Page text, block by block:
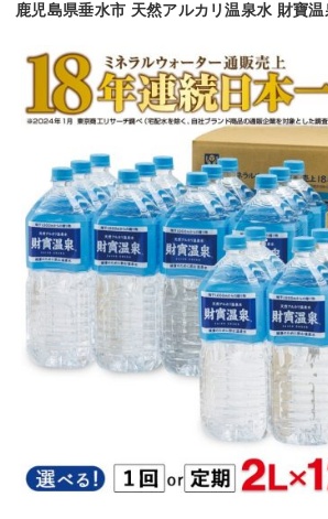
鹿児島県垂水市 天然アルカリ温泉水 財寶